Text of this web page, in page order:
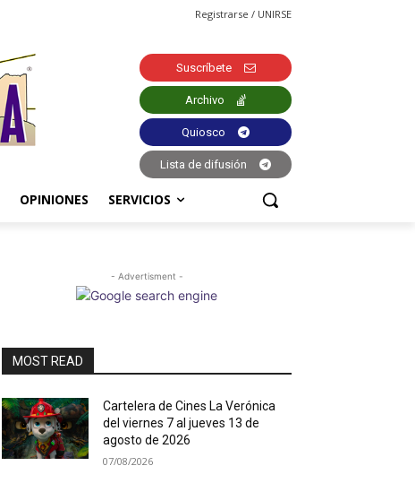
Registrarse / UNIRSE
Suscríbete
Archivo
Quiosco
Lista de difusión
OPINIONES SERVICIOS
- Advertisment -
MOST READ
Cartelera de Cines La Verónica
del viernes 7 al jueves 13 de
agosto de 2026
07/08/2026